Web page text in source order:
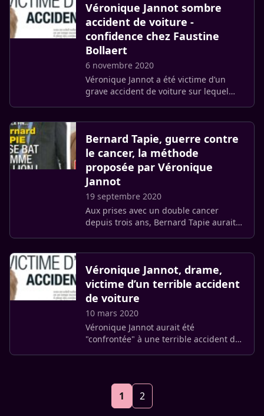
Véronique Jannot sombre
accident de voiture -
confidence chez Faustine
Bollaert
6 novembre 2020
Véronique Jannot a été victime d’un
grave accident de voiture sur lequel
Bernard Tapie, guerre contre
le cancer, la méthode
proposée par Véronique
Jannot
19 septembre 2020
Aux prises avec un double cancer
depuis trois ans, Bernard Tapie aurait
Véronique Jannot, drame,
victime d’un terrible accident
de voiture
10 mars 2020
Véronique Jannot aurait été
"confrontée" à une terrible accident de
1 2